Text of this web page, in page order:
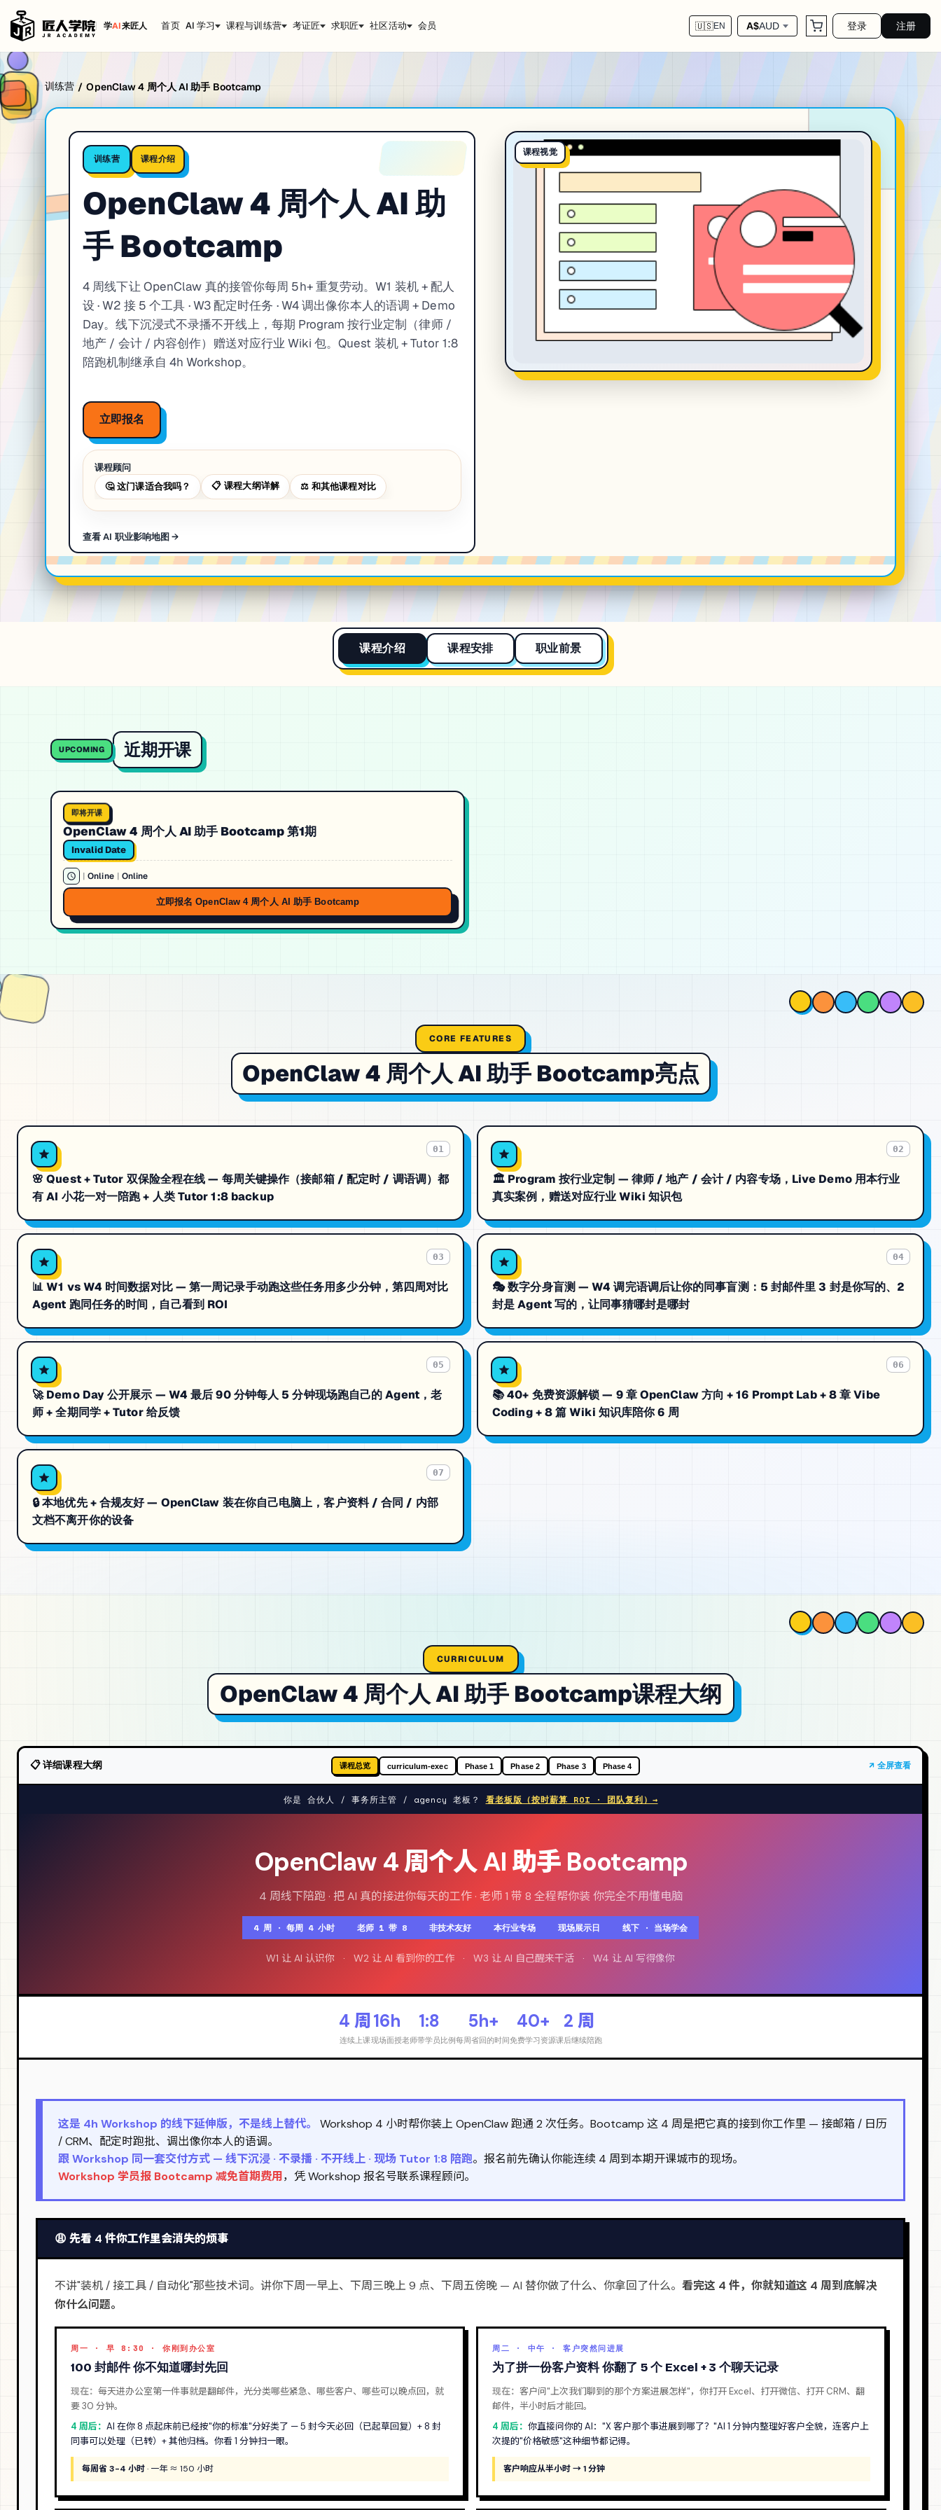
学AI来匠人 首页 AI 学习 课程与训练营 考证匠 求职匠 社区活动 会员 🇺🇸EN A$AUD 登录 注册
训练营 / OpenClaw 4 周个人 AI 助手 Bootcamp
训练营 课程介绍
OpenClaw 4 周个人 AI 助
手 Bootcamp
4 周线下让 OpenClaw 真的接管你每周 5h+ 重复劳动。W1 装机 + 配人
设 · W2 接 5 个工具 · W3 配定时任务 · W4 调出像你本人的语调 + Demo
Day。线下沉浸式不录播不开线上，每期 Program 按行业定制（律师 /
地产 / 会计 / 内容创作）赠送对应行业 Wiki 包。Quest 装机 + Tutor 1:8
陪跑机制继承自 4h Workshop。
立即报名
课程顾问
🤔 这门课适合我吗？ 📋 课程大纲详解 ⚖️ 和其他课程对比
查看 AI 职业影响地图 →
课程视觉
课程介绍 课程安排 职业前景
UPCOMING 近期开课
即将开课
OpenClaw 4 周个人 AI 助手 Bootcamp 第1期
Invalid Date
| Online | Online
立即报名 OpenClaw 4 周个人 AI 助手 Bootcamp
CORE FEATURES
OpenClaw 4 周个人 AI 助手 Bootcamp亮点
01
🌸 Quest + Tutor 双保险全程在线 — 每周关键操作（接邮箱 / 配定时 / 调语调）都
有 AI 小花一对一陪跑 + 人类 Tutor 1:8 backup
02
🏛 Program 按行业定制 — 律师 / 地产 / 会计 / 内容专场，Live Demo 用本行业
真实案例，赠送对应行业 Wiki 知识包
03
📊 W1 vs W4 时间数据对比 — 第一周记录手动跑这些任务用多少分钟，第四周对比
Agent 跑同任务的时间，自己看到 ROI
04
🎭 数字分身盲测 — W4 调完语调后让你的同事盲测：5 封邮件里 3 封是你写的、2
封是 Agent 写的，让同事猜哪封是哪封
05
🚀 Demo Day 公开展示 — W4 最后 90 分钟每人 5 分钟现场跑自己的 Agent，老
师 + 全期同学 + Tutor 给反馈
06
📚 40+ 免费资源解锁 — 9 章 OpenClaw 方向 + 16 Prompt Lab + 8 章 Vibe
Coding + 8 篇 Wiki 知识库陪你 6 周
07
🔒 本地优先 + 合规友好 — OpenClaw 装在你自己电脑上，客户资料 / 合同 / 内部
文档不离开你的设备
CURRICULUM
OpenClaw 4 周个人 AI 助手 Bootcamp课程大纲
📋 详细课程大纲 课程总览 curriculum-exec Phase 1 Phase 2 Phase 3 Phase 4 ↗ 全屏查看